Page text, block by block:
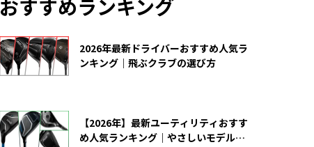
おすすめランキング
2026年最新ドライバーおすすめ人気ラ
ンキング｜飛ぶクラブの選び方
【2026年】最新ユーティリティおすす
め人気ランキング｜やさしいモデルの